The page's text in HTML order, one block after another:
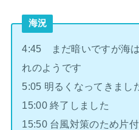
海況
4:45 まだ暗いですが海
れのようです
5:05 明るくなってきまし
15:00 終了しました
15:50 台風対策のため片